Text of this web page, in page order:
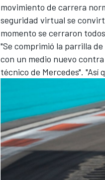
movimiento de carrera
seguridad virtual se
momento se cerraron
"Se comprimió la parrilla
con un medio nuevo
técnico de Mercedes". "Así